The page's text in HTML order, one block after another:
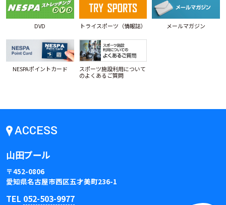
DVD トライスポーツ（情報誌） メールマガジン
NESPAポイントカード
スポーツ施設利用について
のよくあるご質問
ACCESS
山田プール
〒452-0806
愛知県名古屋市西区五才美町236-1
TEL 052-503-9977